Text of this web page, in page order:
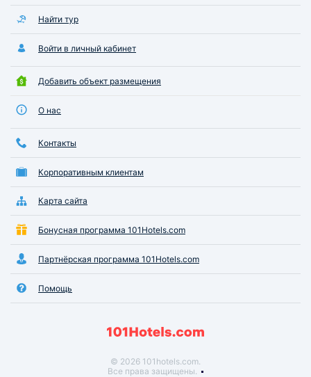
Найти тур
Войти в личный кабинет
Добавить объект размещения
О нас
Контакты
Корпоративным клиентам
Карта сайта
Бонусная программа 101Hotels.com
Партнёрская программа 101Hotels.com
Помощь
© 2026 101hotels.com.
Все права защищены.